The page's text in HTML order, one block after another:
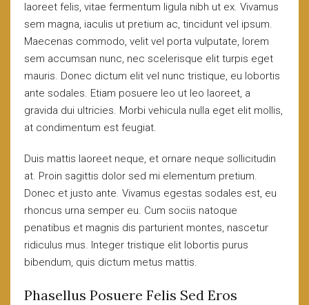
laoreet felis, vitae fermentum ligula nibh ut ex. Vivamus
sem magna, iaculis ut pretium ac, tincidunt vel ipsum.
Maecenas commodo, velit vel porta vulputate, lorem
sem accumsan nunc, nec scelerisque elit turpis eget
mauris. Donec dictum elit vel nunc tristique, eu lobortis
ante sodales. Etiam posuere leo ut leo laoreet, a
gravida dui ultricies. Morbi vehicula nulla eget elit mollis,
at condimentum est feugiat.
Duis mattis laoreet neque, et ornare neque sollicitudin
at. Proin sagittis dolor sed mi elementum pretium.
Donec et justo ante. Vivamus egestas sodales est, eu
rhoncus urna semper eu. Cum sociis natoque
penatibus et magnis dis parturient montes, nascetur
ridiculus mus. Integer tristique elit lobortis purus
bibendum, quis dictum metus mattis.
Phasellus Posuere Felis Sed Eros